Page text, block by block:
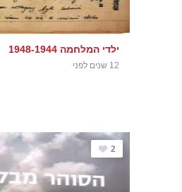
ילדי המלחמה 1948-1944
12 שנים לפני
2